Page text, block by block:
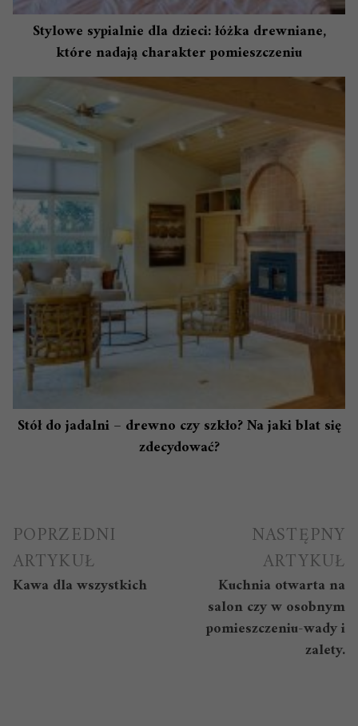
Stylowe sypialnie dla dzieci: łóżka drewniane,
które nadają charakter pomieszczeniu
Stół do jadalni – drewno czy szkło? Na jaki blat się
zdecydować?
Nawigacja
wpisu
POPRZEDNI
ARTYKUŁ
Kawa dla wszystkich
NASTĘPNY
ARTYKUŁ
Kuchnia otwarta na
salon czy w osobnym
pomieszczeniu-wady i
zalety.